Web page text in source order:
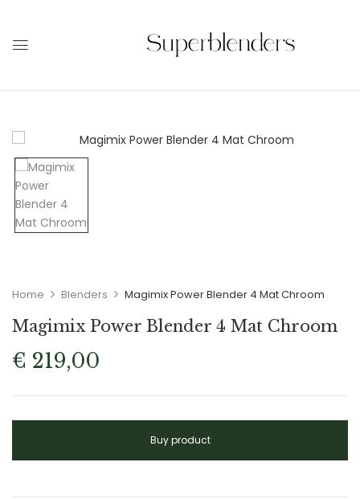
Home Blenders Magimix Power Blender 4 Mat Chroom
Magimix Power Blender 4 Mat Chroom
€ 219,00
Buy product